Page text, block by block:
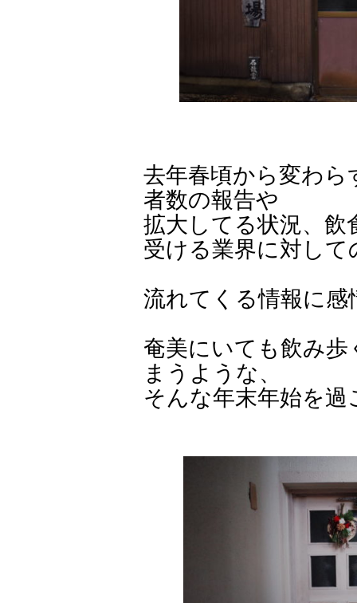
去年春頃から変わ
者数の報告や
拡大してる状況、飲
受ける業界に対して
流れてくる情報に感
奄美にいても飲み
まうような、
そんな年末年始を